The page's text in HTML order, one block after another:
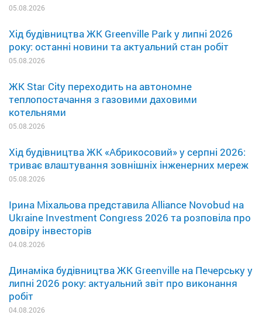
05.08.2026
Хід будівництва ЖК Greenville Park у липні 2026
року: останні новини та актуальний стан робіт
05.08.2026
ЖК Star City переходить на автономне
теплопостачання з газовими даховими
котельнями
05.08.2026
Хід будівництва ЖК «Абрикосовий» у серпні 2026:
триває влаштування зовнішніх інженерних мереж
05.08.2026
Ірина Міхальова представила Alliance Novobud на
Ukraine Investment Congress 2026 та розповіла про
довіру інвесторів
04.08.2026
Динаміка будівництва ЖК Greenville на Печерську у
липні 2026 року: актуальний звіт про виконання
робіт
04.08.2026